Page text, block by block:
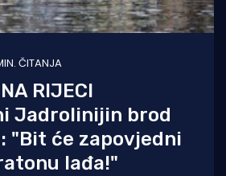
ČITANJA
RIJECI
Jadrolinijin brod
"Bit će zapovjedni
lađa!"